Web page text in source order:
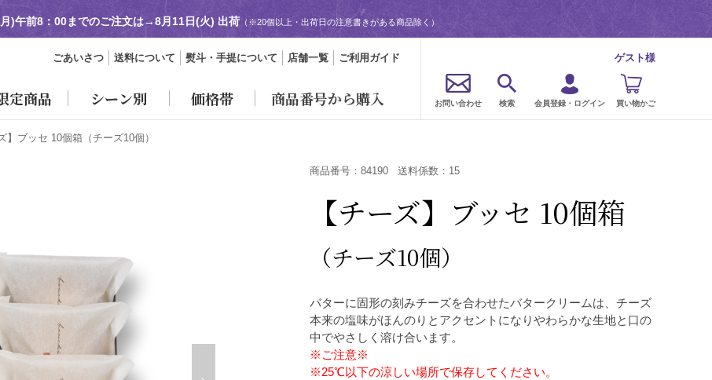
)午前8：00までのご注文は→8月11日(火) 出荷 （※20個以上・出荷日の注意書きがある商品除く）
ごあいさつ 送料について 熨斗・手提について 店舗一覧 ご利用ガイド
定商品 シーン別 価格帯 商品番号から購入
ゲスト様
お問い合わせ 検索 会員登録・ログイン 買い物かご
】ブッセ 10個箱 （チーズ10個）
商品番号： 84190 送料係数： 15
【チーズ】ブッセ 10個箱
（チーズ10個）
バターに固形の刻みチーズを合わせたバタークリームは、チーズ
本来の塩味がほんのりとアクセントになりやわらかな生地と口の
中でやさしく溶け合います。
※ご注意※
※25℃以下の涼しい場所で保存してください。